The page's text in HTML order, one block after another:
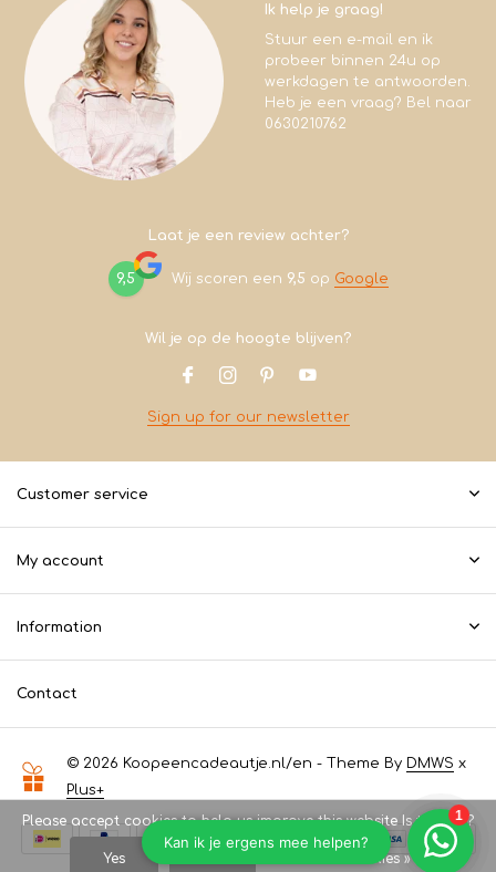
Ik help je graag!
Stuur een e-mail en ik
probeer binnen 24u op
werkdagen te antwoorden.
Heb je een vraag? Bel naar
0630210762
Laat je een review achter?
9,5 Wij scoren een 9,5 op Google
Wil je op de hoogte blijven?
Sign up for our newsletter
Customer service
My account
Information
Contact
© 2026 Koopeencadeautje.nl/en - Theme By DMWS x
Plus+
Please accept cookies to help us improve this website Is this OK?
Yes More on cookies »